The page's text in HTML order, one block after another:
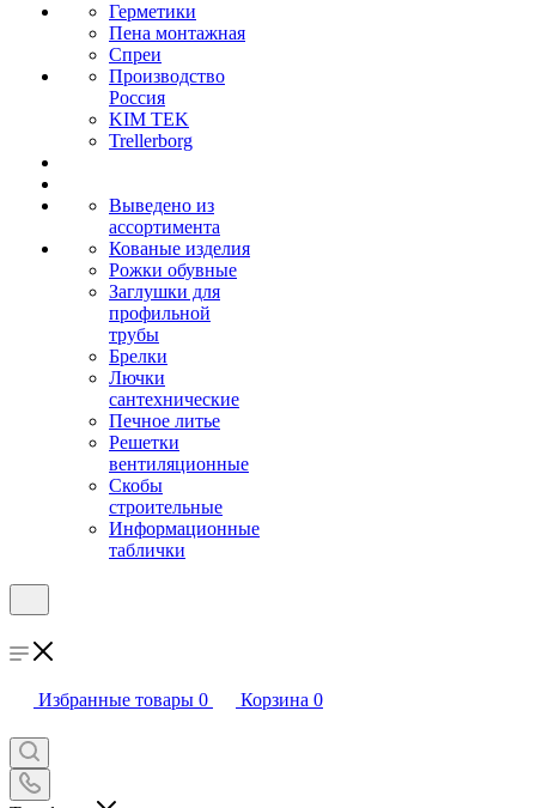
Герметики
Пена монтажная
Спреи
Производство
Россия
KIM TEK
Trellerborg
Выведено из
ассортимента
Кованые изделия
Рожки обувные
Заглушки для
профильной
трубы
Брелки
Лючки
сантехнические
Печное литье
Решетки
вентиляционные
Скобы
строительные
Информационные
таблички
Избранные товары 0 Корзина 0